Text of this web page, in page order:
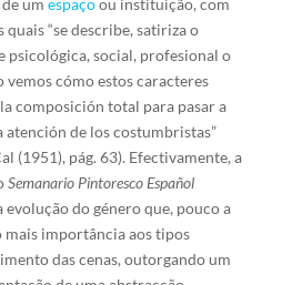
um espaçoou instituição, com
“se describe, satiriza o
psicológica, social, profesional o
vemos cómo estos caracteres
composición total para pasar a
de los costumbristas”
(1951), pág. 63). Efectivamente, a
Semanario Pintoresco Español
evolução do género que, pouco a
mais importância aos tipos
das cenas, outorgando um